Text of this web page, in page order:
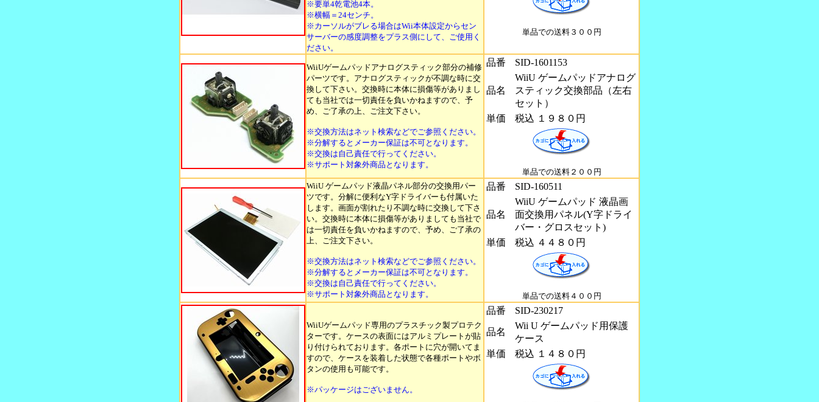
※要単4乾電池4本。
※横幅＝24センチ。
※カーソルがブレる場合はWii本体設定からセン
サーバーの感度調整をプラス側にして、ご使用く
ださい。
単品での送料３００円
WiiUゲームパッドアナログスティック部分の補修
パーツです。アナログスティックが不調な時に交
換して下さい。交換時に本体に損傷等がありまし
ても当社では一切責任を負いかねますので、予
め、ご了承の上、ご注文下さい。
※交換方法はネット検索などでご参照ください。
※分解するとメーカー保証は不可となります。
※交換は自己責任で行ってください。
※サポート対象外商品となります。
品番 SID-1601153
品名
WiiU ゲームパッドアナログ
スティック交換部品（左右
セット）
単価
税込 １９８０円
単品での送料２００円
WiiU ゲームパッド液晶パネル部分の交換用パー
ツです。分解に便利なY字ドライバーも付属いた
します。画面が割れたり不調な時に交換して下さ
い。交換時に本体に損傷等がありましても当社で
は一切責任を負いかねますので、予め、ご了承の
上、ご注文下さい。
※交換方法はネット検索などでご参照ください。
※分解するとメーカー保証は不可となります。
※交換は自己責任で行ってください。
※サポート対象外商品となります。
品番 SID-160511
品名
WiiU ゲームパッド 液晶画
面交換用パネル(Y字ドライ
バー・グロスセット)
単価
税込 ４４８０円
単品での送料４００円
WiiUゲームパッド専用のプラスチック製プロテク
ターです。ケースの表面にはアルミプレートが貼
り付けられております。各ポートに穴が開いてま
すので、ケースを装着した状態で各種ポートやボ
タンの使用も可能です。
※パッケージはございません。
品番 SID-230217
品名
Wii U ゲームパッド用保護
ケース
単価
税込 １４８０円